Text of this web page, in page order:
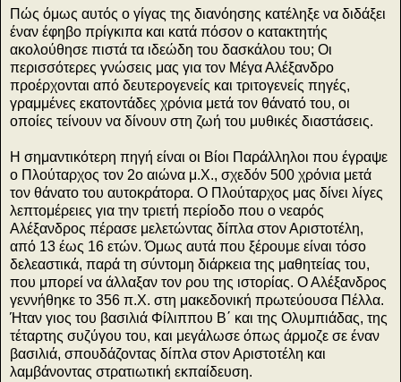
Πώς όμως αυτός ο γίγας της διανόησης κατέληξε να διδάξει
έναν έφηβο πρίγκιπα και κατά πόσον ο κατακτητής
ακολούθησε πιστά τα ιδεώδη του δασκάλου του; Οι
περισσότερες γνώσεις μας για τον Μέγα Αλέξανδρο
προέρχονται από δευτερογενείς και τριτογενείς πηγές,
γραμμένες εκατοντάδες χρόνια μετά τον θάνατό του, οι
οποίες τείνουν να δίνουν στη ζωή του μυθικές διαστάσεις.
Η σημαντικότερη πηγή είναι οι Βίοι Παράλληλοι που έγραψε
ο Πλούταρχος τον 2ο αιώνα μ.Χ., σχεδόν 500 χρόνια μετά
τον θάνατο του αυτοκράτορα. Ο Πλούταρχος μας δίνει λίγες
λεπτομέρειες για την τριετή περίοδο που ο νεαρός
Αλέξανδρος πέρασε μελετώντας δίπλα στον Αριστοτέλη,
από 13 έως 16 ετών. Όμως αυτά που ξέρουμε είναι τόσο
δελεαστικά, παρά τη σύντομη διάρκεια της μαθητείας του,
που μπορεί να άλλαξαν τον ρου της ιστορίας. Ο Αλέξανδρος
γεννήθηκε το 356 π.Χ. στη μακεδονική πρωτεύουσα Πέλλα.
Ήταν γιος του βασιλιά Φίλιππου Β΄ και της Ολυμπιάδας, της
τέταρτης συζύγου του, και μεγάλωσε όπως άρμοζε σε έναν
βασιλιά, σπουδάζοντας δίπλα στον Αριστοτέλη και
λαμβάνοντας στρατιωτική εκπαίδευση.